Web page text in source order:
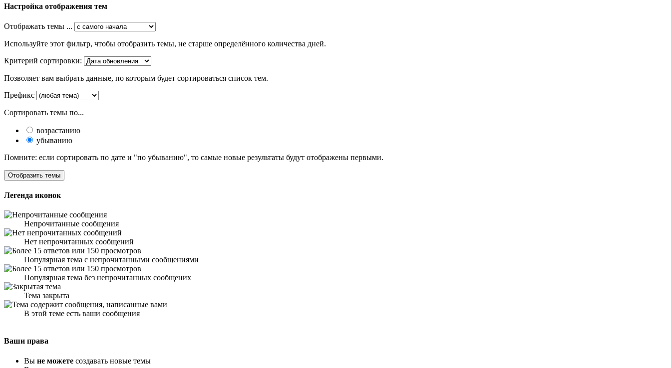
Настройка отображения тем
Отображать темы ...
Используйте этот фильтр, чтобы отобразить темы, не старше определённого количества дней.
Критерий сортировки:
Позволяет вам выбрать данные, по которым будет сортироваться список тем.
Префикс
Сортировать темы по...
возрастанию
убыванию
Помните: если сортировать по дате и "по убыванию", то самые новые результаты будут отображены первыми.
Легенда иконок
Непрочитанные сообщения
Нет непрочитанных сообщений
Популярная тема с непрочитанными сообщениями
Популярная тема без непрочитанных сообщених
Тема закрыта
В этой теме есть ваши сообщения
Ваши права
Вы не можете создавать новые темы